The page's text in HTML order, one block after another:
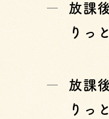
放課
りっ
放課
りっ